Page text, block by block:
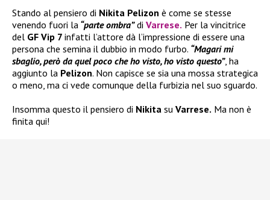
Stando al pensiero di Nikita Pelizon è come se stesse
venendo fuori la “parte ombra”di Varrese. Per la vincitrice
del GF Vip 7 infatti l’attore dà l’impressione di essere una
persona che semina il dubbio in modo furbo. “Magari mi
sbaglio, però da quel poco che ho visto, ho visto questo”, ha
aggiunto la Pelizon. Non capisce se sia una mossa strategica
o meno, ma ci vede comunque della furbizia nel suo sguardo.
Insomma questo il pensiero di Nikita su Varrese. Ma non è
finita qui!